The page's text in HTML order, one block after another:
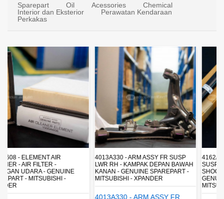
Sparepart Oil Acessories
Chemical
Interior dan Eksterior
Perawatan Kendaraan
Perkakas
4013A330 - ARM ASSY FR SUSP
LWR RH - KAMPAK DEPAN BAWAH
KANAN - GENUINE SPAREPART -
MITSUBISHI - XPANDER
4162A413 - SHOCK ABSORBER RR
SUSP - SUSPENSI BELAKANG -
SHOCKBREAKER BELAKANG -
GENUINE SPAREPART -
MITSUBISHI - XPANDER